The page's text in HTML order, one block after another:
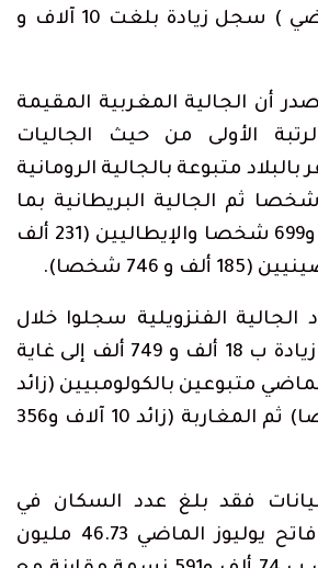
وفاتح يوليوز الماضي ) سجل زيادة بلغت 10 آلاف و
أن الجالية المغربية المقيمة
الأولى من حيث الجاليات
بالبلاد متبوعة بالجالية الرومانية
ب 671 ألف و229 شخصا ثم الجالية البريطانية بما
مجموعه 280 ألف و699 شخصا والإيطاليين (231 ألف
الجالية الفنزويلية سجلوا خلال
نفس الفترة أعلى زيادة ب 18 ألف و 749 ألف إلى غاية
متبوعين بالكولومبيين (زائد
16 ألف و794 شخصا) ثم المغاربة (زائد 10 آلاف و356
فقد بلغ عدد السكان في
إسبانيا إلى غاية فاتح يوليوز الماضي 46.73 مليون